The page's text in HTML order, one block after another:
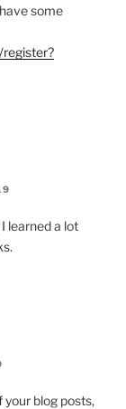
some
learned a lot
your blog posts,